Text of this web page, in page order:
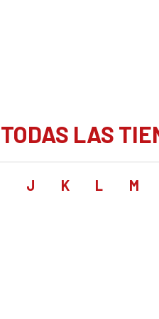
TODAS LAS
J K L M